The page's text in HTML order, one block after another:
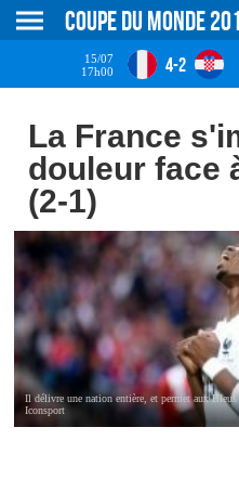
Coupe du monde
15/07
17h00
4-2
La France
douleur face
(2-1)
Il délivre une nation entière, et permet aux
Iconsport